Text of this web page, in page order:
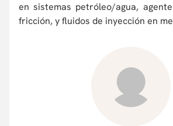
en sistemas petróleo/agua,
fricción, y fluidos de inyección en